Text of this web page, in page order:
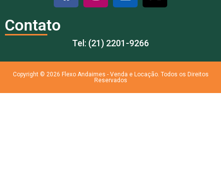
Contato
Tel: (21) 2201-9266
Copyright © 2026 Flexo Andaimes - Venda e Locação. Todos os Direitos
Reservados